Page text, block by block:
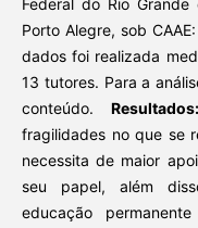
Federal do Rio
Porto Alegre, sob
dados foi realizada
13 tutores. Para a
conteúdo. Resultados:
fragilidades no que se
necessita de maior
seu papel, além
educação